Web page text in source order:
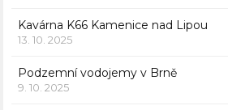
Kavárna K66 Kamenice nad Lipou
13. 10. 2025
Podzemní vodojemy v Brně
9. 10. 2025